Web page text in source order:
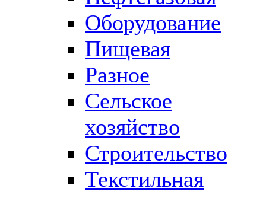
Оборудование
Пищевая
Разное
Сельское
хозяйство
Строительство
Текстильная